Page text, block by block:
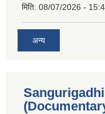
मिति: 08/07/2026 -
अन्य